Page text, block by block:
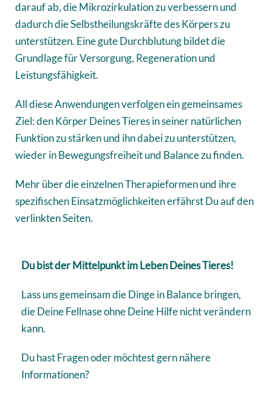
darauf ab, die Mikrozirkulation zu verbessern und
dadurch die Selbstheilungskräfte des Körpers zu
unterstützen. Eine gute Durchblutung bildet die
Grundlage für Versorgung, Regeneration und
Leistungsfähigkeit.
All diese Anwendungen verfolgen ein gemeinsames
Ziel: den Körper Deines Tieres in seiner natürlichen
Funktion zu stärken und ihn dabei zu unterstützen,
wieder in Bewegungsfreiheit und Balance zu finden.
Mehr über die einzelnen Therapieformen und ihre
spezifischen Einsatzmöglichkeiten erfährst Du auf den
verlinkten Seiten.
Du bist der Mittelpunkt im Leben Deines Tieres!
Lass uns gemeinsam die Dinge in Balance bringen,
die Deine Fellnase ohne Deine Hilfe nicht verändern
kann.
Du hast Fragen oder möchtest gern nähere
Informationen?